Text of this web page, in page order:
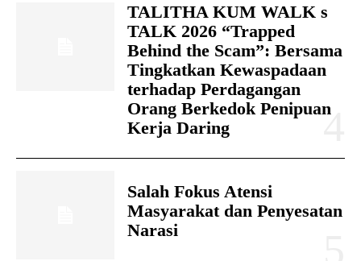
TALITHA KUM WALK s
TALK 2026 “Trapped
Behind the Scam”: Bersama
Tingkatkan Kewaspadaan
terhadap Perdagangan
Orang Berkedok Penipuan
Kerja Daring
Salah Fokus Atensi
Masyarakat dan Penyesatan
Narasi